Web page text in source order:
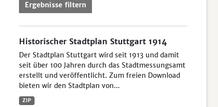
Ergebnisse filtern
Historischer Stadtplan Stuttgart 1914
Der Stadtplan Stuttgart wird seit 1913 und damit
seit über 100 Jahren durch das Stadtmessungsamt
erstellt und veröffentlicht. Zum freien Download
bieten wir den Stadtplan von...
ZIP